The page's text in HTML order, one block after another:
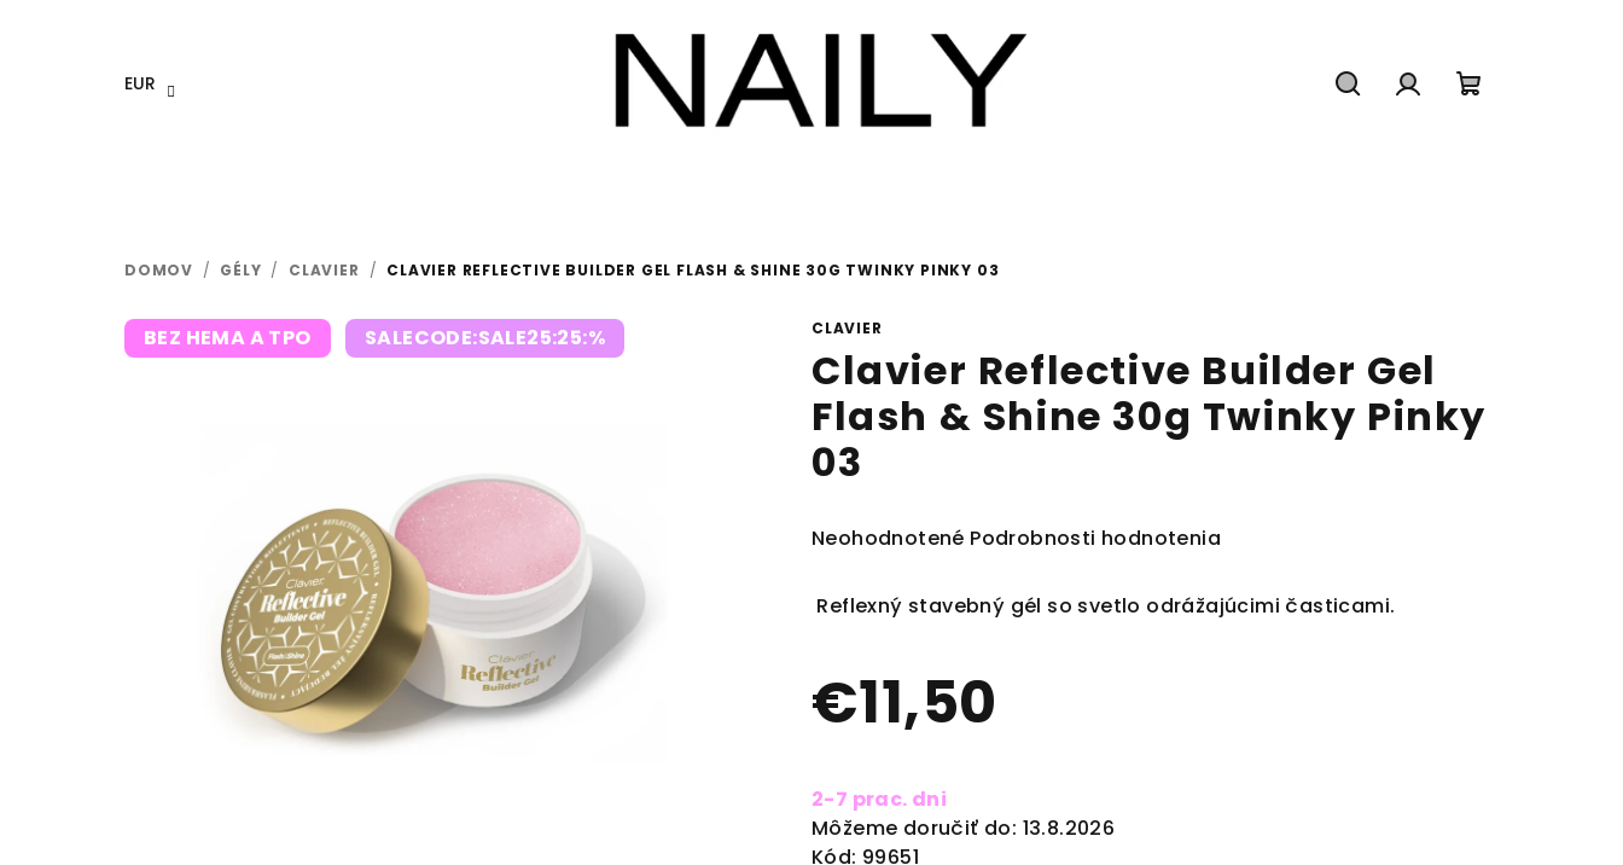
EUR
DOMOV / GÉLY / CLAVIER / CLAVIER REFLECTIVE BUILDER GEL FLASH & SHINE 30G TWINKY PINKY 03
CLAVIER
Clavier Reflective Builder Gel
Flash & Shine 30g Twinky Pinky
03
Priemerné
produktu
z
5
Neohodnotené Podrobnosti hodnotenia
Reflexný stavebný gél so svetlo odrážajúcimi časticami.
€11,50
cena:
2-7 prac. dni
Môžeme doručiť do: 13.8.2026
Kód: 99651
BEZ HEMA A TPO SALECODE:SALE25:25:%